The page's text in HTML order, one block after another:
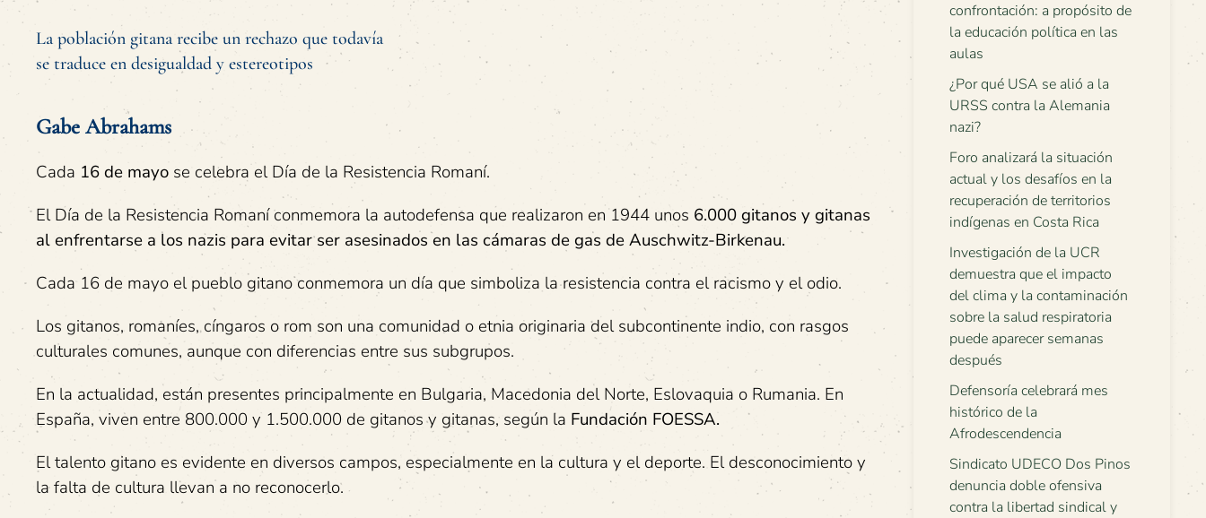
La población gitana recibe un rechazo que todavía
se traduce en desigualdad y estereotipos
Gabe Abrahams
Cada 16 de mayo se celebra el Día de la Resistencia Romaní.
El Día de la Resistencia Romaní conmemora la autodefensa que realizaron en 1944 unos 6.000 gitanos y gitanas
al enfrentarse a los nazis para evitar ser asesinados en las cámaras de gas de Auschwitz-Birkenau.
Cada 16 de mayo el pueblo gitano conmemora un día que simboliza la resistencia contra el racismo y el odio.
Los gitanos, romaníes, cíngaros o rom son una comunidad o etnia originaria del subcontinente indio, con rasgos
culturales comunes, aunque con diferencias entre sus subgrupos.
En la actualidad, están presentes principalmente en Bulgaria, Macedonia del Norte, Eslovaquia o Rumania. En
España, viven entre 800.000 y 1.500.000 de gitanos y gitanas, según la Fundación FOESSA.
El talento gitano es evidente en diversos campos, especialmente en la cultura y el deporte. El desconocimiento y
la falta de cultura llevan a no reconocerlo.
confrontación: a propósito de
la educación política en las
aulas
¿Por qué USA se alió a la
URSS contra la Alemania
nazi?
Foro analizará la situación
actual y los desafíos en la
recuperación de territorios
indígenas en Costa Rica
Investigación de la UCR
demuestra que el impacto
del clima y la contaminación
sobre la salud respiratoria
puede aparecer semanas
después
Defensoría celebrará mes
histórico de la
Afrodescendencia
Sindicato UDECO Dos Pinos
denuncia doble ofensiva
contra la libertad sindical y